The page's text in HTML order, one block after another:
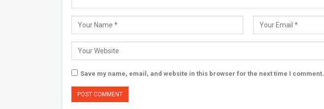
Save my name, email, and website in this browser for the next time I comment.